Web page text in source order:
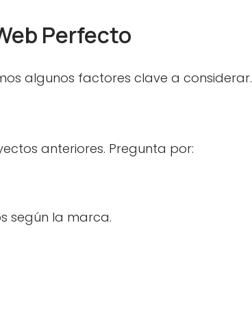
Perfecto
algunos factores clave a considerar.
anteriores. Pregunta por:
según la marca.